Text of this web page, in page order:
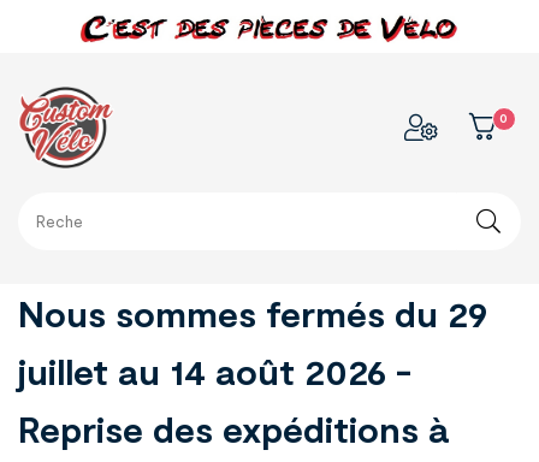
0
Nous sommes fermés du 29
juillet au 14 août 2026 -
Reprise des expéditions à